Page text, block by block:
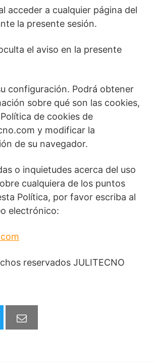
acceder a cualquier página del
la presente sesión.
el aviso en la presente
configuración. Podrá obtener
sobre qué son las cookies,
de cookies de
y modificar la
de su navegador.
o inquietudes acerca del uso
cualquiera de los puntos
Política, por favor escriba al
electrónico:
reservados JULITECNO